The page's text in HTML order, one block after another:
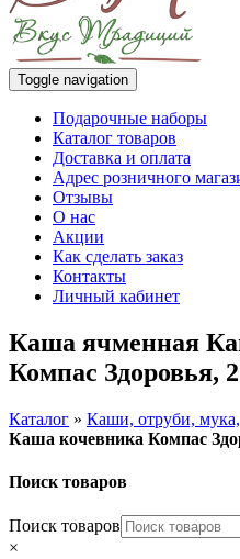
Toggle navigation
Подарочные наборы
Каталог товаров
Доставка и оплата
Адрес розничного
Отзывы
О нас
Акции
Как сделать заказ
Контакты
Личный кабинет
Каша ячменная
Компас Здоровья,
Каталог » Каши, отруби,
Каша кочевника Компас
Поиск товаров
Поиск товаров
×